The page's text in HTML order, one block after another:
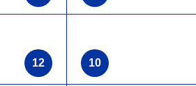
12
10